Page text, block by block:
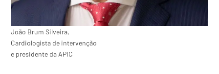
João Brum Silveira,
Cardiologista de intervenção
e presidente da APIC